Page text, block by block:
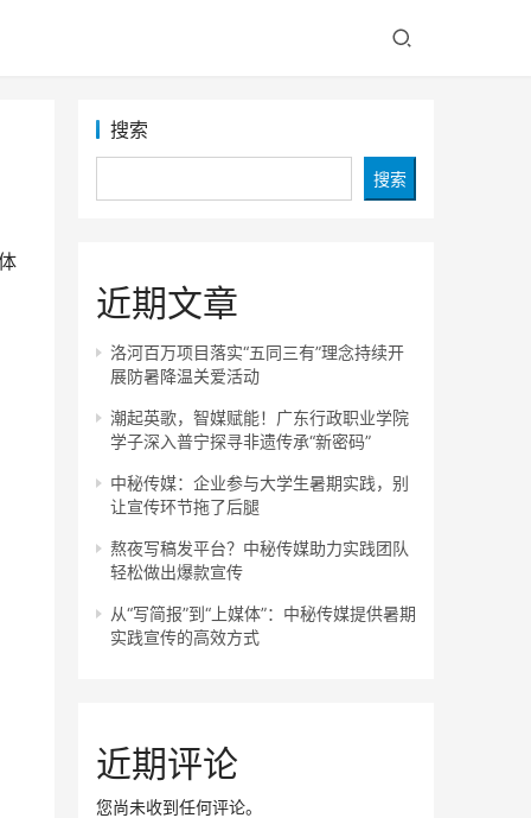
搜索
搜索
近期文章
洛河百万项目落实“五同三有”理念持续开
展防暑降温关爱活动
潮起英歌，智媒赋能！广东行政职业学院
学子深入普宁探寻非遗传承“新密码”
中秘传媒：企业参与大学生暑期实践，别
让宣传环节拖了后腿
熬夜写稿发平台？中秘传媒助力实践团队
轻松做出爆款宣传
从“写简报”到“上媒体”：中秘传媒提供暑期
实践宣传的高效方式
近期评论
您尚未收到任何评论。